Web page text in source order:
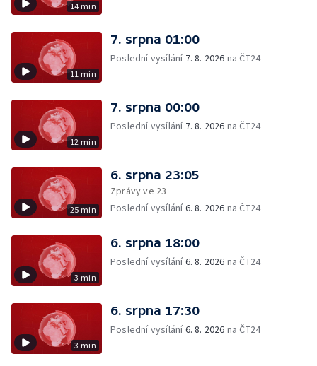
14 min
11 min
7. srpna 01:00
Poslední vysílání 7. 8. 2026 na ČT24
12 min
7. srpna 00:00
Poslední vysílání 7. 8. 2026 na ČT24
25 min
6. srpna 23:05
Zprávy ve 23
Poslední vysílání6. 8. 2026 na ČT24
3 min
6. srpna 18:00
Poslední vysílání6. 8. 2026 na ČT24
3 min
6. srpna 17:30
Poslední vysílání6. 8. 2026 na ČT24